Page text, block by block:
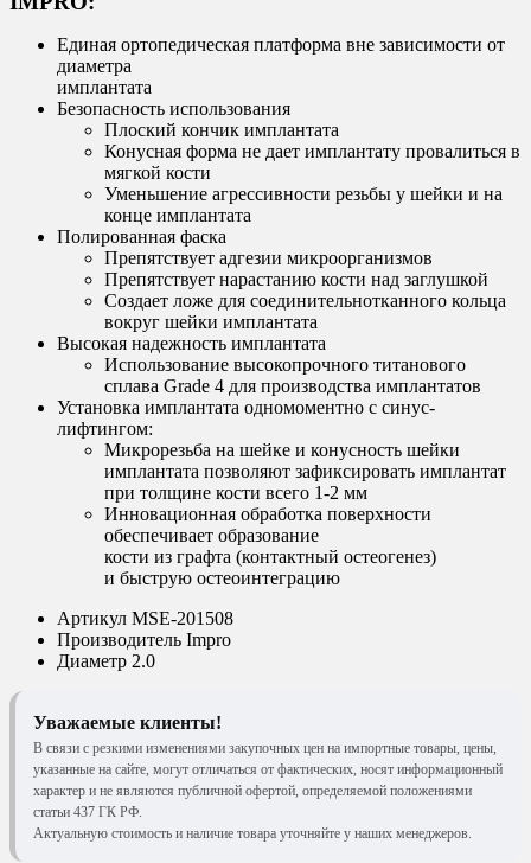
Единая ортопедическая платформа вне зависимости от
диаметра
имплантата
Безопасность использования
Плоский кончик имплантата
Конусная форма не дает имплантату провалиться в
мягкой кости
Уменьшение агрессивности резьбы у шейки и на
конце имплантата
Полированная фаска
Препятствует адгезии микроорганизмов
Препятствует нарастанию кости над заглушкой
Создает ложе для соединительнотканного кольца
вокруг шейки имплантата
Высокая надежность имплантата
Использование высокопрочного титанового
сплава Grade 4 для производства имплантатов
Установка имплантата одномоментно с синус-
лифтингом:
Микрорезьба на шейке и конусность шейки
имплантата позволяют зафиксировать имплантат
при толщине кости всего 1-2 мм
Инновационная обработка поверхности
обеспечивает образование
кости из графта (контактный остеогенез)
и быструю остеоинтеграцию
Артикул MSE-201508
Производитель Impro
Диаметр 2.0
Уважаемые клиенты!
В связи с резкими изменениями закупочных цен на импортные товары, цены,
указанные на сайте, могут отличаться от фактических, носят информационный
характер и не являются публичной офертой, определяемой положениями
статьи 437 ГК РФ.
Актуальную стоимость и наличие товара уточняйте у наших менеджеров.